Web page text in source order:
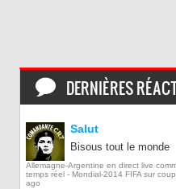
DERNIÈRES
Salut
Bisous tout le monde
Allemagne-Argentine en direct live
temps réel - Mondial-2014 FIFA sur
ago